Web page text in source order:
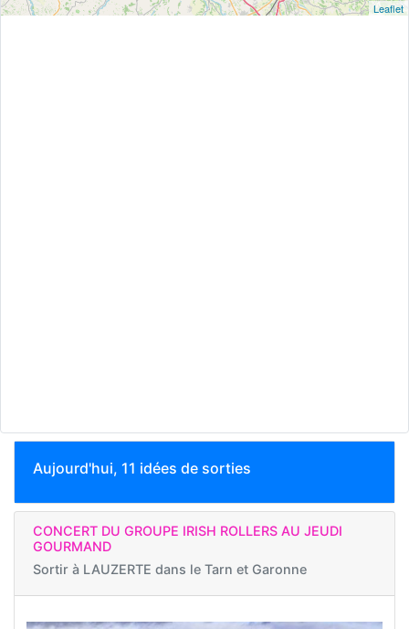
Leaflet
Aujourd'hui, 11 idées de sorties
CONCERT DU GROUPE IRISH ROLLERS AU JEUDI
GOURMAND
Sortir à LAUZERTE dans le Tarn et Garonne